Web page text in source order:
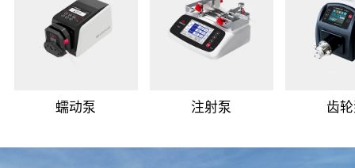
蠕动泵 注射泵 齿